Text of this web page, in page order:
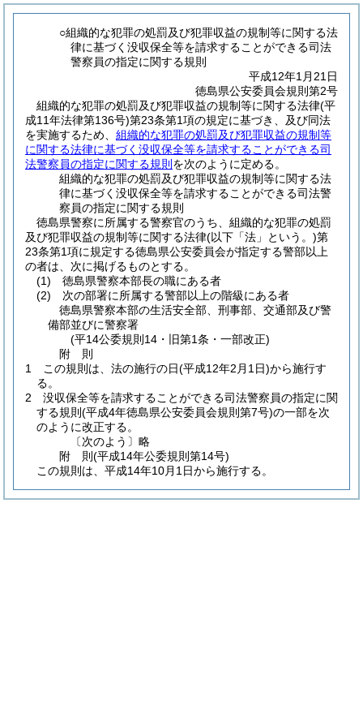
○組織的な犯罪の処罰及び犯罪収益の規制等に関する法
律に基づく没収保全等を請求することができる司法
警察員の指定に関する規則
平成12年1月21日
徳島県公安委員会規則第2号
組織的な犯罪の処罰及び犯罪収益の規制等に関する法律(平
成11年法律第136号)第23条第1項の規定に基づき、及び同法
を実施するため、 組織的な犯罪の処罰及び犯罪収益の規制等
に関する法律に基づく没収保全等を請求することができる司
法警察員の指定に関する規則 を次のように定める。
組織的な犯罪の処罰及び犯罪収益の規制等に関する法
律に基づく没収保全等を請求することができる司法警
察員の指定に関する規則
徳島県警察に所属する警察官のうち、組織的な犯罪の処罰
及び犯罪収益の規制等に関する法律(以下「法」という。)第
23条第1項に規定する徳島県公安委員会が指定する警部以上
の者は、次に掲げるものとする。
(1) 徳島県警察本部長の職にある者
(2) 次の部署に所属する警部以上の階級にある者
徳島県警察本部の生活安全部、刑事部、交通部及び警
備部並びに警察署
(平14公委規則14・旧第1条・一部改正)
附 則
1
この規則は、法の施行の日(平成12年2月1日)から施行す
る。
2
没収保全等を請求することができる司法警察員の指定に関
する規則 (平成4年徳島県公安委員会規則第7号)の一部を次
のように改正する。
〔次のよう〕略
附 則(平成14年公委規則第14号)
この規則は、平成14年10月1日から施行する。